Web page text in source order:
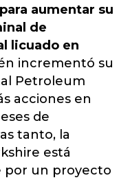
aumentar su
de
licuado en
incrementó su
Petroleum
acciones en
de
tanto, la
está
por un proyecto